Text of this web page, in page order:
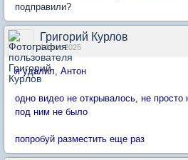
подправили?
Григорий Курлов
14 окт 2025
я удалил, Антон
одно видео не открывалось, не
под ним не было
попробуй разместить еще раз